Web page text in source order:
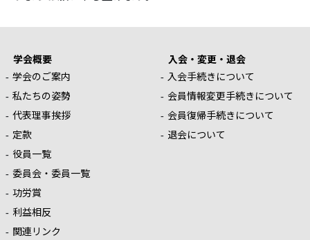
学会概要
学会のご案内
私たちの姿勢
代表理事挨拶
定款
役員一覧
委員会・委員一覧
功労賞
利益相反
関連リンク
入会・変更・退会
入会手続きについて
会員情報変更手続きについて
会員復帰手続きについて
退会について